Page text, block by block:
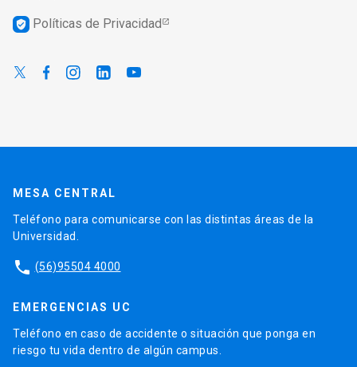
verified_user Políticas de Privacidad
MESA CENTRAL
Teléfono para comunicarse con las distintas áreas de la
Universidad.
phone (56)95504 4000
EMERGENCIAS UC
Teléfono en caso de accidente o situación que ponga en
riesgo tu vida dentro de algún campus.